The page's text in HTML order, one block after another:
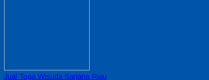
Jual Toga Wisuda Sarjana Riau